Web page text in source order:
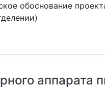
обоснование
аппарата